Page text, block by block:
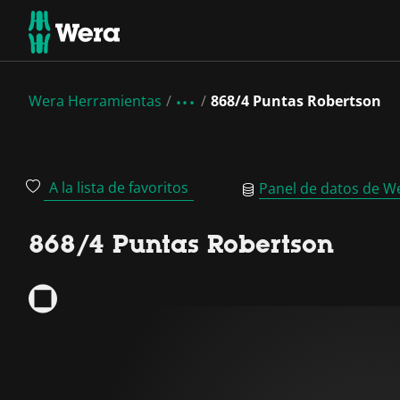
Wera Herramientas 868/4 Puntas Robertson
A la lista de favoritos Panel de datos de
868/4 Puntas Robertson